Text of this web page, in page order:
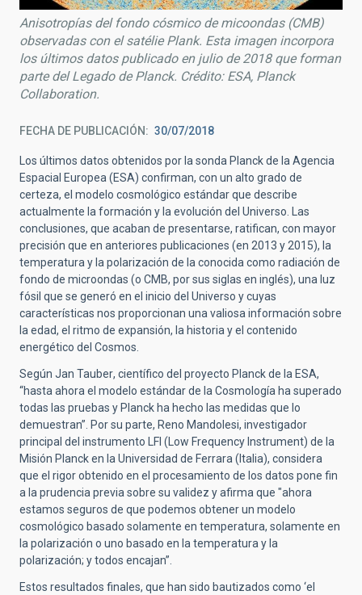
Anisotropías del fondo cósmico de micoondas (CMB)
observadas con el satélie Plank. Esta imagen incorpora
los últimos datos publicado en julio de 2018 que forman
parte del Legado de Planck. Crédito: ESA, Planck
Collaboration.
FECHA DE PUBLICACIÓN 30/07/2018
Los últimos datos obtenidos por la sonda Planck de la Agencia
Espacial Europea (ESA) confirman, con un alto grado de
certeza, el modelo cosmológico estándar que describe
actualmente la formación y la evolución del Universo. Las
conclusiones, que acaban de presentarse, ratifican, con mayor
precisión que en anteriores publicaciones (en 2013 y 2015), la
temperatura y la polarización de la conocida como radiación de
fondo de microondas (o CMB, por sus siglas en inglés), una luz
fósil que se generó en el inicio del Universo y cuyas
características nos proporcionan una valiosa información sobre
la edad, el ritmo de expansión, la historia y el contenido
energético del Cosmos.
Según Jan Tauber, científico del proyecto Planck de la ESA,
“hasta ahora el modelo estándar de la Cosmología ha superado
todas las pruebas y Planck ha hecho las medidas que lo
demuestran”. Por su parte, Reno Mandolesi, investigador
principal del instrumento LFI (Low Frequency Instrument) de la
Misión Planck en la Universidad de Ferrara (Italia), considera
que el rigor obtenido en el procesamiento de los datos pone fin
a la prudencia previa sobre su validez y afirma que "ahora
estamos seguros de que podemos obtener un modelo
cosmológico basado solamente en temperatura, solamente en
la polarización o uno basado en la temperatura y la
polarización; y todos encajan”.
Estos resultados finales, que han sido bautizados como ‘el